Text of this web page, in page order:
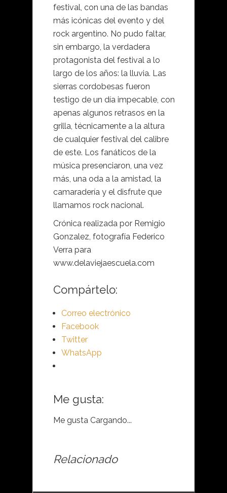
festival, con una de las bandas
más icónicas del evento y del
rock argentino. No pudo faltar,
sin embargo, la verdadera
protagonista del festival a lo
largo de los años: la lluvia. Las
sierras cordobesas fueron
testigo de un día impecable, con
apenas algunos retrasos en la
grilla, técnicamente a la altura
de cualquier festival del calibre
de este. Los fanáticos de la
música presenciaron, una vez
más, una oda a la amistad, la
camaradería y el disfrute que
llamamos rock nacional.
Crónica realizada por Remigio
Gonzalez, fotografía Federico
Verra para
www.delaviejaescuela.com
Compártelo:
Correo electrónico
Facebook
Twitter
WhatsApp
Me gusta:
Me gusta Cargando...
Relacionado